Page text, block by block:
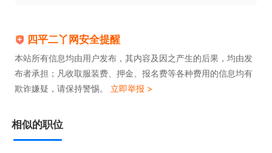
四平二丫网安全提醒
本站所有信息均由用户发布，其内容及因之产生的后果，均由发
布者承担；凡收取服装费、押金、报名费等各种费用的信息均有
欺诈嫌疑，请保持警惕。 立即举报 >
相似的职位